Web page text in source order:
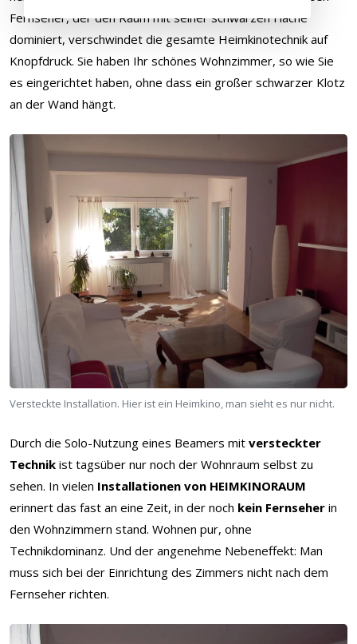
Fernseher, der den Raum mit seiner schwarzen Fläche
dominiert, verschwindet die gesamte Heimkinotechnik auf
Knopfdruck. Sie haben Ihr schönes Wohnzimmer, so wie Sie
es eingerichtet haben, ohne dass ein großer schwarzer Klotz
an der Wand hängt.
Versteckte Installation. Hier ist ein Heimkino, man sieht es nur nicht.
Durch die Solo-Nutzung eines Beamers mit versteckter
Technik ist tagsüber nur noch der Wohnraum selbst zu
sehen. In vielen Installationen von HEIMKINORAUM
erinnert das fast an eine Zeit, in der noch kein Fernseher in
den Wohnzimmern stand. Wohnen pur, ohne
Technikdominanz. Und der angenehme Nebeneffekt: Man
muss sich bei der Einrichtung des Zimmers nicht nach dem
Fernseher richten.